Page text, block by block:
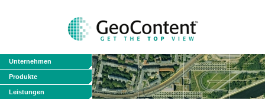
Unternehmen
Produkte
Leistungen